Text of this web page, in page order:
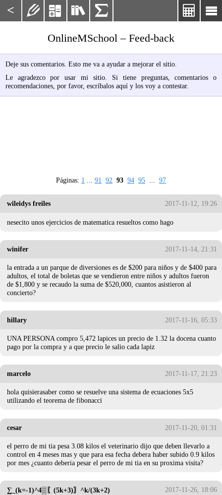
< 

   
OnlineMSchool – Feed-back
Deje sus comentarios. Esto me va a ayudar a mejorar el sitio.
Le agradezco por usar mi sitio. Si tiene preguntas, comentarios o
recomendaciones, por favor, escríbalos aquí y los voy a contestar.
Páginas: 1 ... 91 92 93 94 95 ... 97
wileidys freiles 2017-11-12, 19:26
nesecito unos ejercicios de matematica resueltos como hago
winifer 2017-11-14, 21:31
la entrada a un parque de diversiones es de $200 para niños y de $400 para
adultos, el total de boletas que se vendieron entre niños y adultos fueron
de $1,800 y se recaudo la suma de $520,000, cuantos asistieron al
concierto?
hillary 2017-11-16, 05:33
UNA PERSONA compro 5,472 lapices un precio de 1.32 la docena cuanto
pago por la compra y a que precio le salio cada lapiz
marcelo 2017-11-17, 21:23
hola quisierasaber como se resuelve una sistema de ecuaciones 5x5
utilizando el teorema de fibonacci
cesar 2017-11-20, 01:31
el perro de mi tia pesa 3.08 kilos el veterinario dijo que deben llevarlo a
control en 4 meses mas y que para esa fecha debera haber subido 0.9 kilos
por mes ¿cuanto deberia pesar el perro de mi tia en su proxima visita?
∑_(k=-1)^4▒〖(5k+3)〗^k/(3k+2) 2017-11-26, 18:06